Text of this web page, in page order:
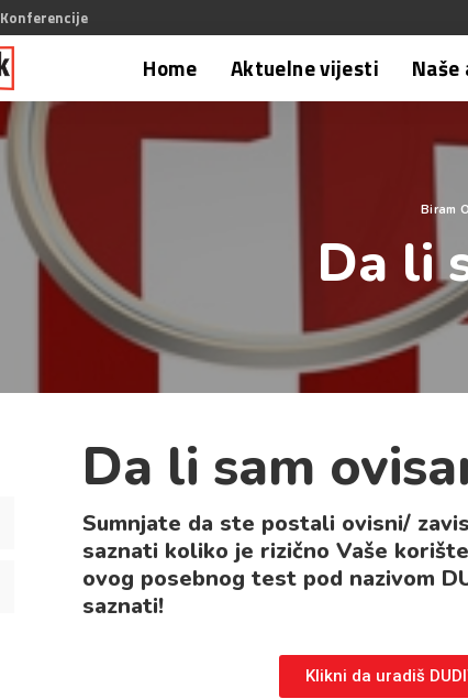
Konferencije
Home Aktuelne vijesti
Biram
Da li
Da li sam
Sumnjate da ste postali ovisni/
saznati koliko je rizično Vaše
ovog posebnog test pod nazivom
saznati!
Klikni da uradiš